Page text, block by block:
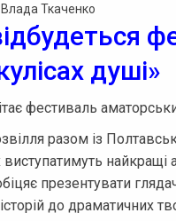
Влада Ткаченко
душі»
фестиваль
разом із
найкращі
презентувати
до драматичних